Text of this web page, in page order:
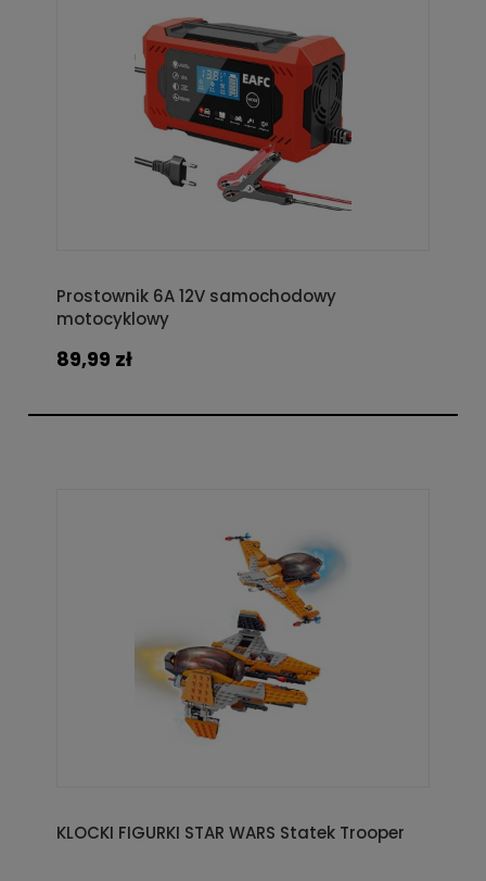
Prostownik 6A 12V samochodowy
motocyklowy
89,99 zł
KLOCKI FIGURKI STAR WARS Statek Trooper